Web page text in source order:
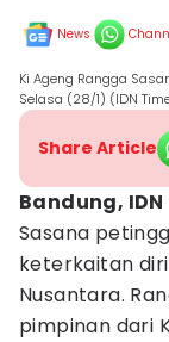
News
Ki Ageng Rangga
Selasa (28/1) (IDN
Share Article
Bandung,
Sasana
keterkaitan
Nusantara.
pimpinan dari